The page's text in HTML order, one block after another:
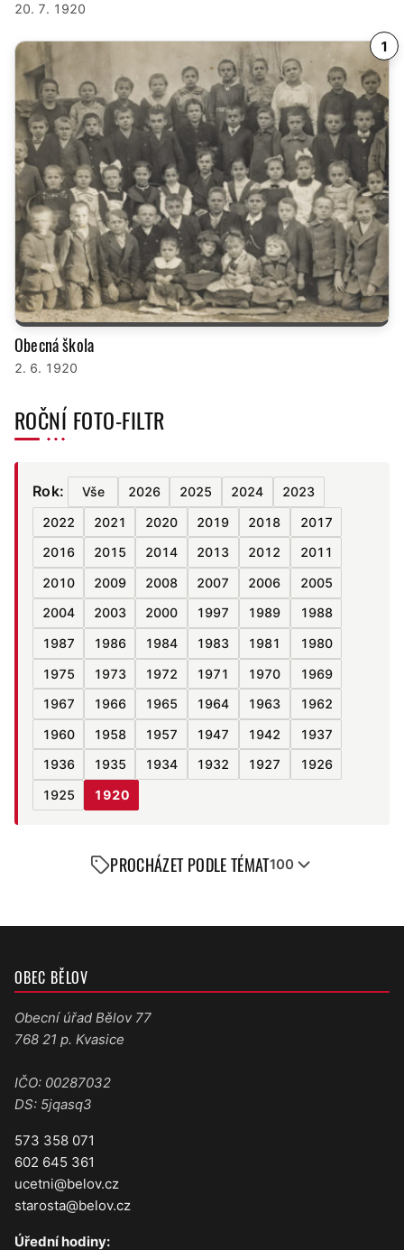
20. 7. 1920
1
Obecná škola
2. 6. 1920
ROČNÍ FOTO-FILTR
Rok: Vše 2026 2025 2024
2023
2022
2021 2020 2019 2018
2017
2016
2015 2014 2013 2012
2011
2010
2009 2008 2007 2006
2005
2004
2003 2000 1997 1989
1988
1987
1986 1984 1983 1981
1980
1975
1973 1972 1971 1970
1969
1967
1966 1965 1964 1963
1962
1960
1958 1957 1947 1942
1937
1936
1935 1934 1932 1927
1926
1925
1920
PROCHÁZET PODLE TÉMAT100
OBEC BĚLOV
Obecní úřad Bělov 77
768 21 p. Kvasice
IČO: 00287032
DS: 5jqasq3
573 358 071
602 645 361
ucetni@belov.cz
starosta@belov.cz
Úřední hodiny: